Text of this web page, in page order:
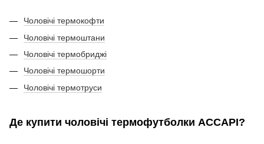
Чоловічі термокофти
Чоловічі термоштани
Чоловічі термобриджі
Чоловічі термошорти
Чоловічі термотруси
Де купити чоловічі термофутболки ACCAPI?